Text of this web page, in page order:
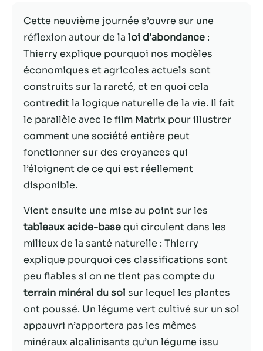
Cette neuvième journée s’ouvre sur une
réflexion autour de la loi d’abondance :
Thierry explique pourquoi nos modèles
économiques et agricoles actuels sont
construits sur la rareté, et en quoi cela
contredit la logique naturelle de la vie. Il fait
le parallèle avec le film Matrix pour illustrer
comment une société entière peut
fonctionner sur des croyances qui
l’éloignent de ce qui est réellement
disponible.
Vient ensuite une mise au point sur les
tableaux acide-basequi circulent dans les
milieux de la santé naturelle : Thierry
explique pourquoi ces classifications sont
peu fiables si on ne tient pas compte du
terrain minéral du sol sur lequel les plantes
ont poussé. Un légume vert cultivé sur un sol
appauvri n’apportera pas les mêmes
minéraux alcalinisants qu’un légume issu
Nécessaire
Ces cookies ne
sont pas
facultatifs. Ils
sont
nécessaires au
fonctionnement
du site Web.
Statistiques
Afin que nous
puissions
améliorer la
fonctionnalité
et la structure
du site Web,
en fonction
de la façon
dont le site
Web est
utilisé.